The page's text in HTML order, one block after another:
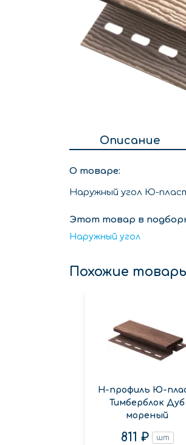
Описание
О товаре:
Наружный угол Ю-
Этот товар в
Наружный угол
Похожие
Н-профиль Ю-
Тимберблок Дуб
мореный
811 ₽ шт